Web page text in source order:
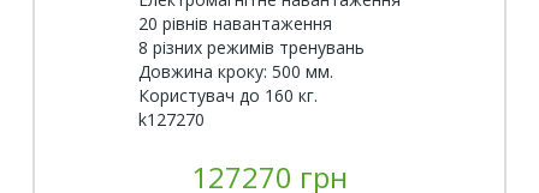
20 рівнів навантаження
8 різних режимів тренувань
Довжина кроку: 500 мм.
Користувач до 160 кг.
k127270
127270 грн